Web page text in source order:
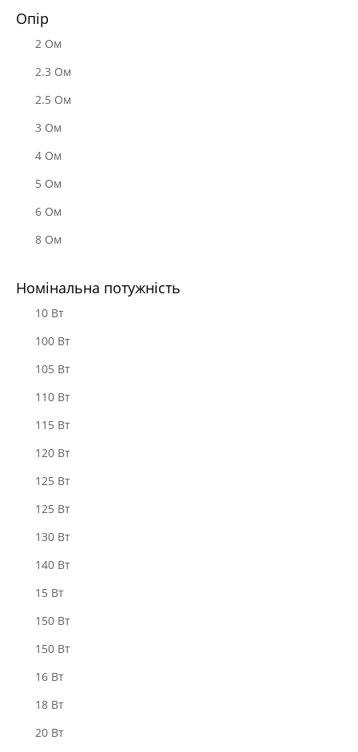
Опір
2 Ом
2.3 Ом
2.5 Ом
3 Ом
4 Oм
5 Ом
6 Ом
8 Ом
Номінальна потужність
10 Вт
100 Вт
105 Вт
110 Вт
115 Вт
120 Вт
125 Вт
125 Вт
130 Вт
140 Вт
15 Вт
150 Вт
150 Вт
16 Вт
18 Вт
20 Вт